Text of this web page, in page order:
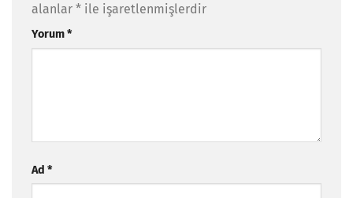
alanlar * ile işaretlenmişlerdir
Yorum*
Ad *